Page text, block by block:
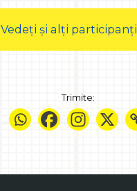
Vedeți și alți participanți
Trimite: